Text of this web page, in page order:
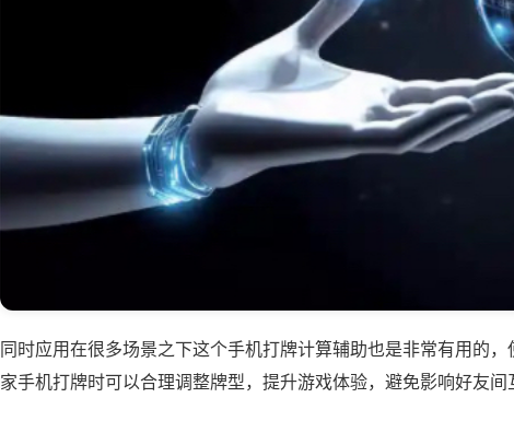
同时应用在很多场景之下这个手机打牌计算辅助也是非常有用的
家手机打牌时可以合理调整牌型，提升游戏体验，避免影响好友间